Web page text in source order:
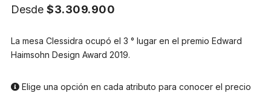
Desde $3.309.900
La mesa Clessidra ocupó el 3 ° lugar en el premio Edward
Haimsohn Design Award 2019.
Elige una opción en cada atributo para conocer el precio